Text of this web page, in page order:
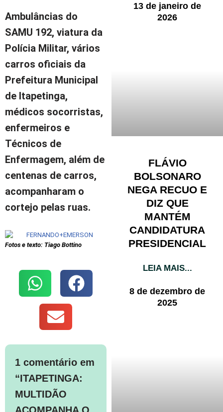
Ambulâncias do
SAMU 192, viatura da
Polícia Militar, vários
carros oficiais da
Prefeitura Municipal
de Itapetinga,
médicos socorristas,
enfermeiros e
Técnicos de
Enfermagem, além de
centenas de carros,
acompanharam o
cortejo pelas ruas.
Fotos e texto: Tiago Bottino
1 comentário em
“ITAPETINGA:
MULTIDÃO
13 de janeiro de
2026
FLÁVIO
BOLSONARO
NEGA RECUO E
DIZ QUE
MANTÉM
CANDIDATURA
PRESIDENCIAL
LEIA MAIS...
8 de dezembro de
2025